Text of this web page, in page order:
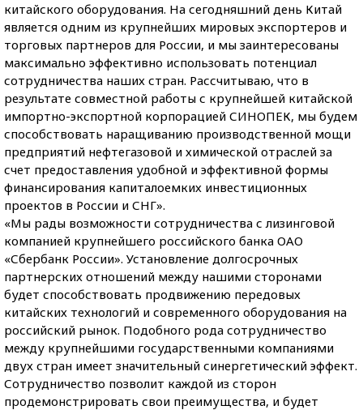
китайского оборудования. На сегодняшний день Китай
является одним из крупнейших мировых экспортеров и
торговых партнеров для России, и мы заинтересованы
максимально эффективно использовать потенциал
сотрудничества наших стран. Рассчитываю, что в
результате совместной работы с крупнейшей китайской
импортно-экспортной корпорацией СИНОПЕК, мы будем
способствовать наращиванию производственной мощи
предприятий нефтегазовой и химической отраслей за
счет предоставления удобной и эффективной формы
финансирования капиталоемких инвестиционных
проектов в России и СНГ».
«Мы рады возможности сотрудничества с лизинговой
компанией крупнейшего российского банка ОАО
«Сбербанк России». Установление долгосрочных
партнерских отношений между нашими сторонами
будет способствовать продвижению передовых
китайских технологий и современного оборудования на
российский рынок. Подобного рода сотрудничество
между крупнейшими государственными компаниями
двух стран имеет значительный синергетический эффект.
Сотрудничество позволит каждой из сторон
продемонстрировать свои преимущества, и будет